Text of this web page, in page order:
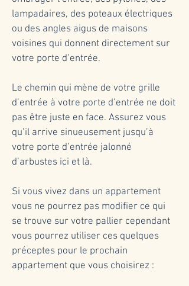
lampadaires, des poteaux électriques
ou des angles aigus de maisons
voisines qui donnent directement sur
votre porte d’entrée.
Le chemin qui mène de votre grille
d’entrée à votre porte d’entrée ne doit
pas être juste en face. Assurez vous
qu’il arrive sinueusement jusqu’à
votre porte d’entrée jalonné
d’arbustes ici et là.
Si vous vivez dans un appartement
vous ne pourrez pas modifier ce qui
se trouve sur votre pallier cependant
vous pourrez utiliser ces quelques
préceptes pour le prochain
appartement que vous choisirez :